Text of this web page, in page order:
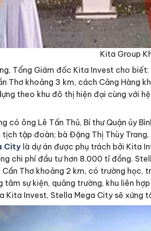
Kita Group
Tổng Giám đốc Kita Invest cho
Thơ khoảng 3 km, cách Cảng Hàng
theo khu đô thị hiện đại cùng với
có ông Lê Tấn Thủ, Bí thư Quận ủy
tịch tập đoàn; bà Đặng Thị Thùy
City là dự án được phụ trách bởi Kita
chi phí đầu tư hơn 8.000 tỉ đồng.
Thơ khoảng 2 km, có trường
tâm sự kiện, quảng trường, khu liên
Kita Invest, Stella Mega City sẽ xứng